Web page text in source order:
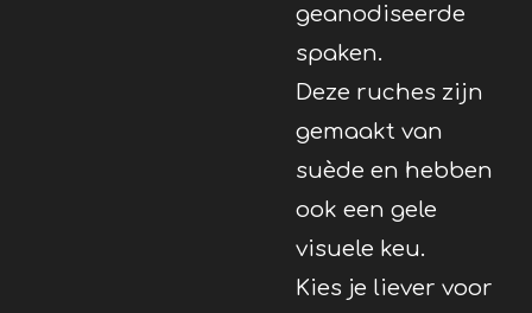
geanodiseerde
spaken.
Deze ruches zijn
gemaakt van
suède en hebben
ook een gele
visuele keu.
Kies je liever voor